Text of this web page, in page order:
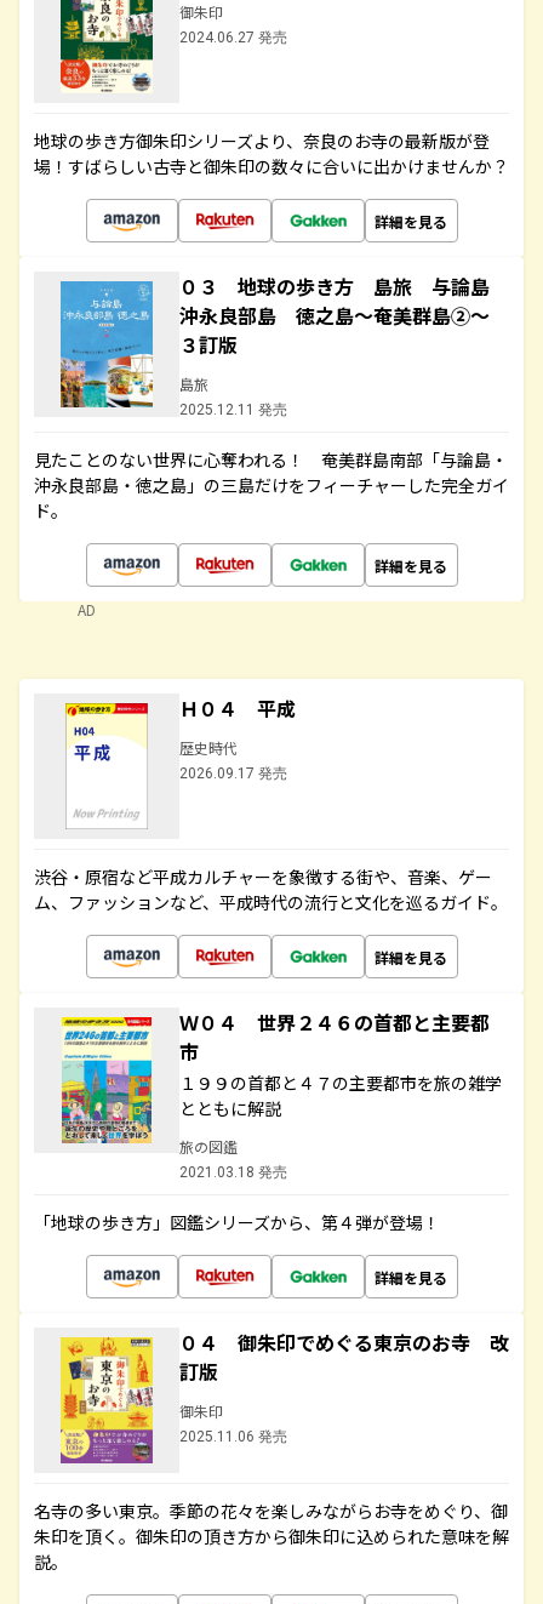
御朱印
2024.06.27 発売
地球の歩き方御朱印シリーズより、奈良のお寺の最新版が登
場！すばらしい古寺と御朱印の数々に合いに出かけませんか？
詳細を見る
０３ 地球の歩き方 島旅 与論島
沖永良部島 徳之島～奄美群島②～
３訂版
島旅
2025.12.11 発売
見たことのない世界に心奪われる！ 奄美群島南部「与論島・
沖永良部島・徳之島」の三島だけをフィーチャーした完全ガイ
ド。
詳細を見る
AD
Ｈ０４ 平成
歴史時代
2026.09.17 発売
渋谷・原宿など平成カルチャーを象徴する街や、音楽、ゲー
ム、ファッションなど、平成時代の流行と文化を巡るガイド。
詳細を見る
Ｗ０４ 世界２４６の首都と主要都
市
１９９の首都と４７の主要都市を旅の雑学
とともに解説
旅の図鑑
2021.03.18 発売
「地球の歩き方」図鑑シリーズから、第４弾が登場！
詳細を見る
０４ 御朱印でめぐる東京のお寺 改
訂版
御朱印
2025.11.06 発売
名寺の多い東京。季節の花々を楽しみながらお寺をめぐり、御
朱印を頂く。御朱印の頂き方から御朱印に込められた意味を解
説。